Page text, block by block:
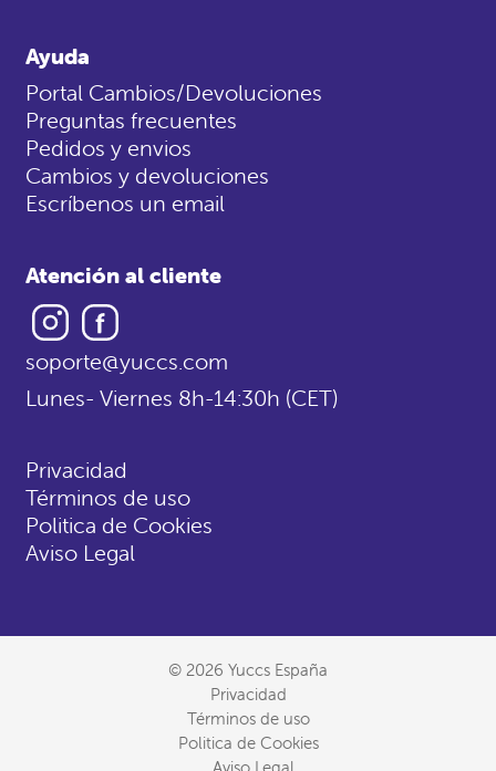
Ayuda
Portal Cambios/Devoluciones
Preguntas frecuentes
Pedidos y envios
Cambios y devoluciones
Escríbenos un email
Atención al cliente
Instagram
soporte@yuccs.com
Lunes- Viernes 8h-14:30h (CET)
Privacidad
Términos de uso
Politica de Cookies
Aviso Legal
© 2026 Yuccs España
Privacidad
Términos de uso
Politica de Cookies